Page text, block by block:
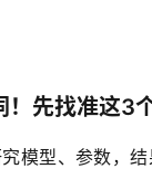
！先找准这3
模型、参数，